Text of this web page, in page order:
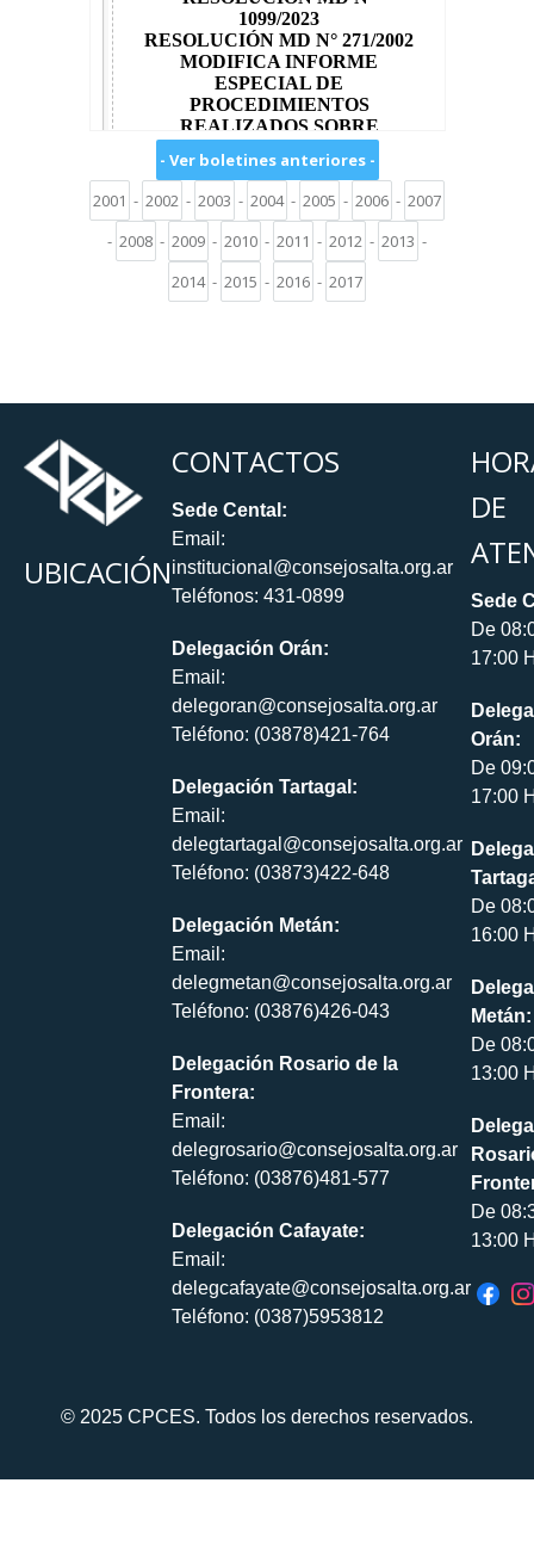
- Ver boletines anteriores -
2001 - 2002 - 2003 - 2004 - 2005 - 2006 - 2007
- 2008 - 2009 - 2010 - 2011 - 2012 - 2013 -
2014 - 2015 - 2016 - 2017
UBICACIÓN
CONTACTOS
Sede Cental:
Email:
institucional@consejosalta.org.ar
Teléfonos: 431-0899
Delegación Orán:
Email:
delegoran@consejosalta.org.ar
Teléfono: (03878)421-764
Delegación Tartagal:
Email:
delegtartagal@consejosalta.org.ar
Teléfono: (03873)422-648
Delegación Metán:
Email:
delegmetan@consejosalta.org.ar
Teléfono: (03876)426-043
Delegación Rosario de la
Frontera:
Email:
delegrosario@consejosalta.org.ar
Teléfono: (03876)481-577
Delegación Cafayate:
Email:
delegcafayate@consejosalta.org.ar
Teléfono: (0387)5953812
DE
Sede
De
17:00
Orán:
De
17:00
De
16:00
Metán:
De
13:00
De
13:00
© 2025 CPCES. Todos los derechos reservados.